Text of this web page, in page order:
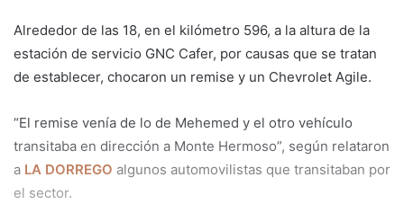
Alrededor de las 18, en el kilómetro 596, a la altura de la
estación de servicio GNC Cafer, por causas que se tratan
de establecer, chocaron un remise y un Chevrolet Agile.
“El remise venía de lo de Mehemed y el otro vehículo
transitaba en dirección a Monte Hermoso”, según relataron
a LA DORREGO algunos automovilistas que transitaban por
el sector.